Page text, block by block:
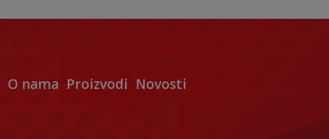
O nama Proizvodi Novosti